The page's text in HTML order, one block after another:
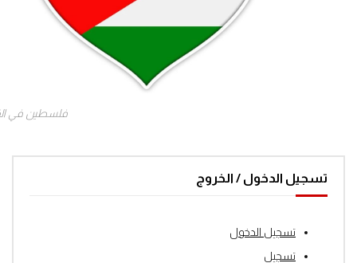
فلسطين في
تسجيل الدخول / الخروج
تسجيل الدخول
تسجيل